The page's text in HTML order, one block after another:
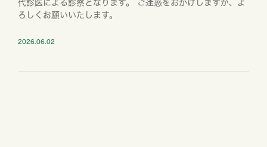
代診医による診察となります。 ご迷惑をおかけしますが、よ
ろしくお願いいたします。
2026.06.02